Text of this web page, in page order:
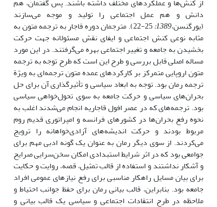
از کنش‌ها و عملکردهای مختلف داشته باشند. پس گفتمان، هم
دانش و هم عمل اجتماعی را تولید و موجه می‌سازند
(یورگنسن،1389:
25-22). مترجمان دوره قاجار به ترجمه متون به
مثابه نوعی کنش اجتماعی و ایفای نقش مسئولانه جهت حرکت
بخشیدن به جامعه و تغییر اجتماعی بهره می‌گرفتند. در این مورد
مساله اصلی قابل بررسی و طرح این است که طرح توجه به ترجمه
متون اروپایی متمرکز بر کارکردهای عمده متون ترجمه‌ای به ویژة
ترجمه رمان بود. توجه به ابعاد سیاسی و تأثیرگذاری آن برای حل
بحران‌های سیاسی و حرکت جامعه به سوی تحول‌خواهی سیاسی
بود. ترجمه‌های که در عصر افول قاجاریه انجام می‌شدند اغلب به
نحوه رفع بحران‌ها در کشورهای فرانسه و امپراتوری قدیم روم
مربوط بودند و حرکت اندیشه‌های آزادی‌خواهانه را ترویج
می‌کردند. از سوی دیگر رمان به عنوان یک گونه ادبی مهم برای
جوامعی بود که در اثر شرایط استبدادی امکان سخن‌سرایی صرایح
و آشکار نداشتند و استفاده از قالب تمثیل، قصه، روایت و حکایت
برای بیان مسایل راهکار مناسبی برای رفع نیازهای عمومی افراد
جامعه بود. بنابراین، قالب بیانی رمان برای حفظ جوانب احتیاط و
ملاحظه در طرح انتقادات اجتماعی و سیاسی یک قالب بیانی و